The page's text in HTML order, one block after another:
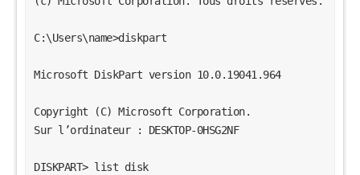
C:\Users\name>diskpart
Microsoft DiskPart version 10.0.19041.964
Copyright (C) Microsoft Corporation.
Sur l’ordinateur : DESKTOP-0HSG2NF
DISKPART> list disk